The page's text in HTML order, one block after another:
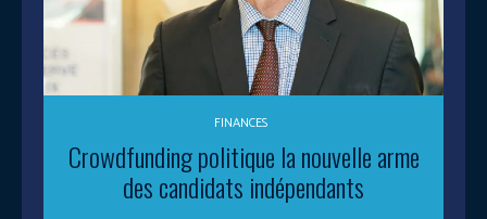
FINANCES
Crowdfunding politique la nouvelle arme
des candidats indépendants